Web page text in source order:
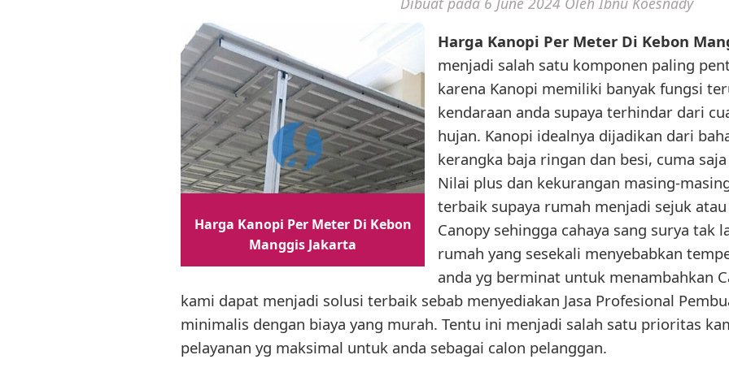
Harga Kanopi Per Meter Di Kebon
Manggis Jakarta
Harga Kanopi Per Meter Di Kebon
menjadi salah satu komponen paling
karena Kanopi memiliki banyak fungsi
kendaraan anda supaya terhindar dari
hujan. Kanopi idealnya dijadikan dari
kerangka baja ringan dan besi, cuma
Nilai plus dan kekurangan masing-
terbaik supaya rumah menjadi sejuk
Canopy sehingga cahaya sang surya tak
rumah yang sesekali menyebabkan
anda yg berminat untuk menambahkan
kami dapat menjadi solusi terbaik sebab menyediakan Jasa Profesional
minimalis dengan biaya yang murah. Tentu ini menjadi salah satu prioritas
pelayanan yg maksimal untuk anda sebagai calon pelanggan.